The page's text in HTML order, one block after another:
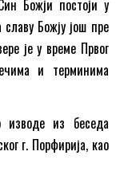
Божји постоји у
Божју још пре
је у време Првог
и терминима
изводе из беседа
г. Порфирија, као